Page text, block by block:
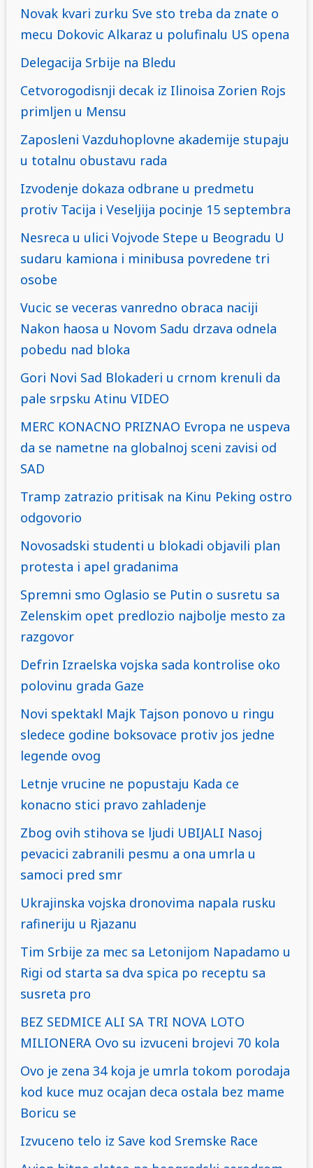
Novak kvari zurku Sve sto treba da znate o
mecu Dokovic Alkaraz u polufinalu US opena
Delegacija Srbije na Bledu
Cetvorogodisnji decak iz Ilinoisa Zorien Rojs
primljen u Mensu
Zaposleni Vazduhoplovne akademije stupaju
u totalnu obustavu rada
Izvodenje dokaza odbrane u predmetu
protiv Tacija i Veseljija pocinje 15 septembra
Nesreca u ulici Vojvode Stepe u Beogradu U
sudaru kamiona i minibusa povredene tri
osobe
Vucic se veceras vanredno obraca naciji
Nakon haosa u Novom Sadu drzava odnela
pobedu nad bloka
Gori Novi Sad Blokaderi u crnom krenuli da
pale srpsku Atinu VIDEO
MERC KONACNO PRIZNAO Evropa ne uspeva
da se nametne na globalnoj sceni zavisi od
SAD
Tramp zatrazio pritisak na Kinu Peking ostro
odgovorio
Novosadski studenti u blokadi objavili plan
protesta i apel gradanima
Spremni smo Oglasio se Putin o susretu sa
Zelenskim opet predlozio najbolje mesto za
razgovor
Defrin Izraelska vojska sada kontrolise oko
polovinu grada Gaze
Novi spektakl Majk Tajson ponovo u ringu
sledece godine boksovace protiv jos jedne
legende ovog
Letnje vrucine ne popustaju Kada ce
konacno stici pravo zahladenje
Zbog ovih stihova se ljudi UBIJALI Nasoj
pevacici zabranili pesmu a ona umrla u
samoci pred smr
Ukrajinska vojska dronovima napala rusku
rafineriju u Rjazanu
Tim Srbije za mec sa Letonijom Napadamo u
Rigi od starta sa dva spica po receptu sa
susreta pro
BEZ SEDMICE ALI SA TRI NOVA LOTO
MILIONERA Ovo su izvuceni brojevi 70 kola
Ovo je zena 34 koja je umrla tokom porodaja
kod kuce muz ocajan deca ostala bez mame
Boricu se
Izvuceno telo iz Save kod Sremske Race